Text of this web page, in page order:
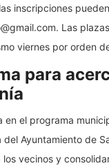
inscripciones
. Las
viernes por orden
para
en el programa
del Ayuntamiento de
los vecinos y